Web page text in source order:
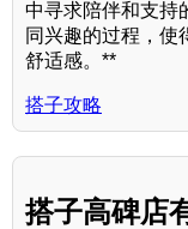
中寻求陪伴和支持
同兴趣的过程，使
舒适感。**
搭子攻略
搭子高碑店